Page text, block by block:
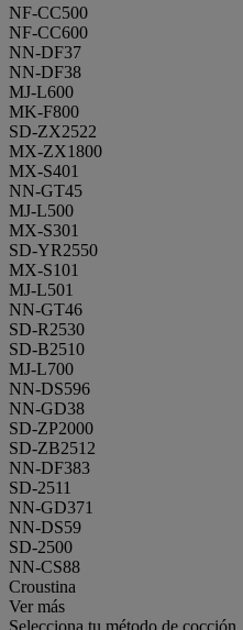
NF-CC500
NF-CC600
NN-DF37
NN-DF38
MJ-L600
MK-F800
SD-ZX2522
MX-ZX1800
MX-S401
NN-GT45
MJ-L500
MX-S301
SD-YR2550
MX-S101
MJ-L501
NN-GT46
SD-R2530
SD-B2510
MJ-L700
NN-DS596
NN-GD38
SD-ZP2000
SD-ZB2512
NN-DF383
SD-2511
NN-GD371
NN-DS59
SD-2500
NN-CS88
Croustina
Ver más
Selecciona tu método de cocción